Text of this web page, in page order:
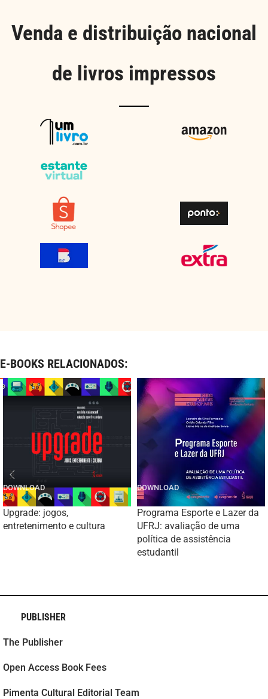
Venda e distribuição nacional
de livros impressos
E-BOOKS RELACIONADOS:
Upgrade: jogos,
entretenimento e cultura
Programa Esporte e Lazer da
UFRJ: avaliação de uma
política de assistência
estudantil
PUBLISHER
The Publisher
Open Access Book Fees
Pimenta Cultural Editorial Team